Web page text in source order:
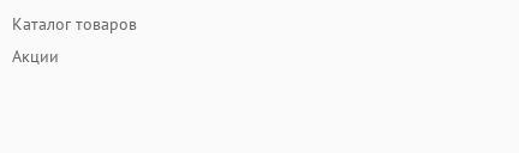
Каталог товаров
Акции